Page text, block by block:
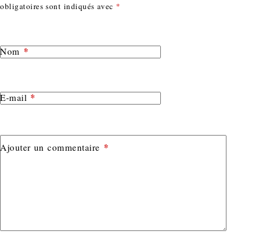
obligatoires sont indiqués avec *
Nom *
E-mail *
Ajouter un commentaire *